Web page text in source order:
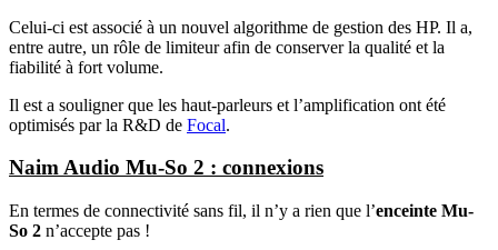
Celui-ci est associé à un nouvel algorithme de gestion des HP. Il a,
entre autre, un rôle de limiteur afin de conserver la qualité et la
fiabilité à fort volume.
Il est a souligner que les haut-parleurs et l’amplification ont été
optimisés par la R&D de Focal.
Naim Audio Mu-So 2 : connexions
En termes de connectivité sans fil, il n’y a rien que l’enceinte Mu-
So 2 n’accepte pas !